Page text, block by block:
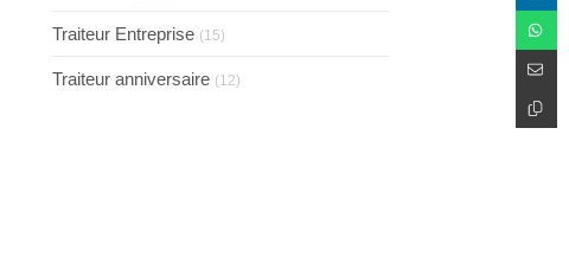
Traiteur Entreprise (15)
Traiteur anniversaire (12)